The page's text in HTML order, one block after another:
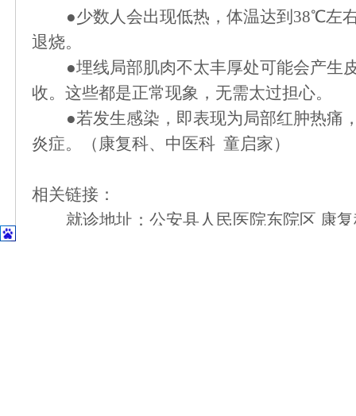
●少数人会出现低热，体温达到38℃左
退烧。
●埋线局部肌肉不太丰厚处可能会产生
收。这些都是正常现象，无需太过担心。
●若发生感染，即表现为局部红肿热痛
炎症。（康复科、中医科 童启家）
相关链接：
就诊地址：公安县人民医院东院区 康